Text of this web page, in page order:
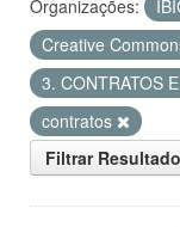
Organizações:
Creative
3. CONTRATOS
contratos
Filtrar